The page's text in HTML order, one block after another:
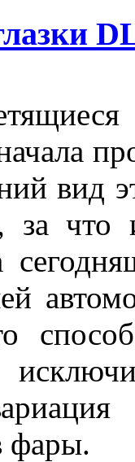
вид
за что
фары.